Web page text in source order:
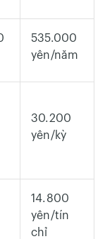
535.000
yên/năm
30.200
yên/kỳ
14.800
yên/tín
chỉ